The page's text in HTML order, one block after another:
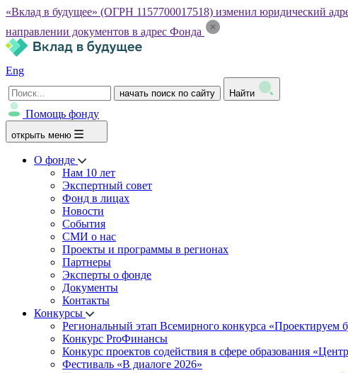
«Вклад в будущее» (ОГРН 1157700017518) изменил юридический
направлении документов в адрес Фонда
Eng
начать поиск по сайту Найти
Помощь фонду
открыть меню
О фонде
Нам 10 лет
Экспертный совет
Фонд в лицах
Новости
События
СМИ о нас
Проекты и программы в регионах
Партнеры
Эксперты о фонде
Документы
Контакты
Конкурсы
Региональный этап Всемирного конкурса «Проектируем
Конкурс ProФинансы
Конкурс проектов содействия в сфере образования
Фестиваль «В диалоге 2026»